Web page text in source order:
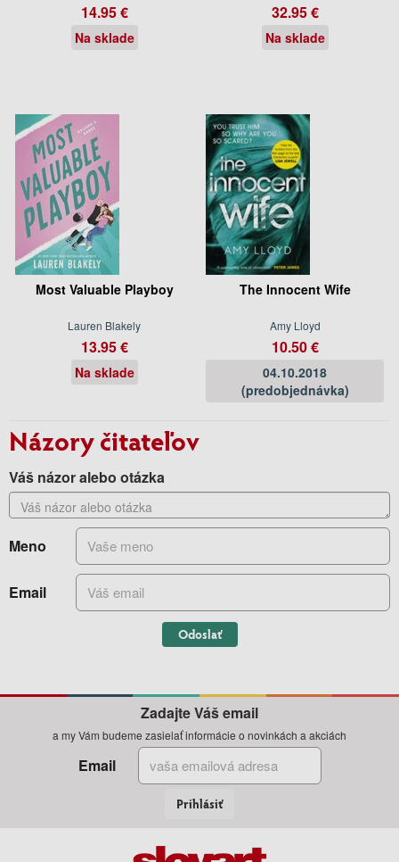
14.95 €
Na sklade
32.95 €
Na sklade
Most Valuable Playboy
Lauren Blakely
13.95 €
Na sklade
The Innocent Wife
Amy Lloyd
10.50 €
04.10.2018
(predobjednávka)
Názory čitateľov
Váš názor alebo otázka
Meno
Email
Odoslať
Zadajte Váš email
a my Vám budeme zasielať informácie o novinkách a akciách
Email
Prihlásiť